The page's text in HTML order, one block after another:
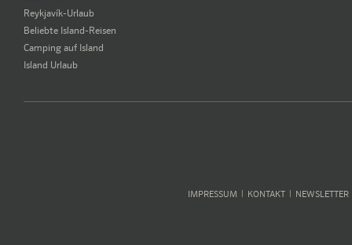
Reykjavík-Urlaub
Beliebte Island-Reisen
Camping auf Island
Island Urlaub
IMPRESSUM KONTAKT NEWSLETTER